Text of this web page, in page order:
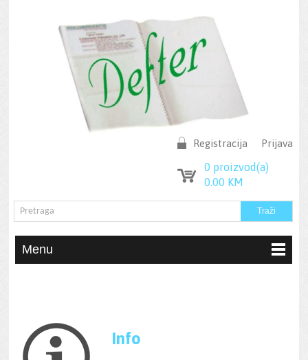
Prijava
Registracija
0 proizvod(a)
0.00 KM
Menu
Info